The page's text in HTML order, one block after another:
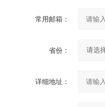
常用邮箱：
省份：
详细地址：